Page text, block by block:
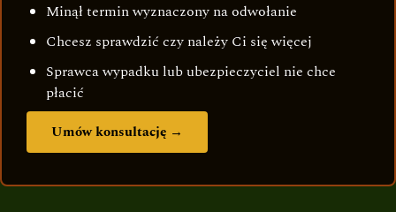
Minął termin wyznaczony na odwołanie
Chcesz sprawdzić czy należy Ci się więcej
Sprawca wypadku lub ubezpieczyciel nie chce
płacić
Umów konsultację →